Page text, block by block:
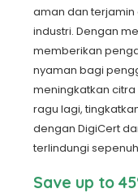
aman dan
industri. Dengan
memberikan
nyaman bagi
meningkatkan
ragu lagi,
dengan DigiCert
terlindungi
Save up to